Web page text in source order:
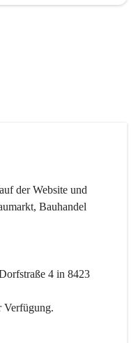
der Website und
Bauhandel
4 in 8423
Verfügung.